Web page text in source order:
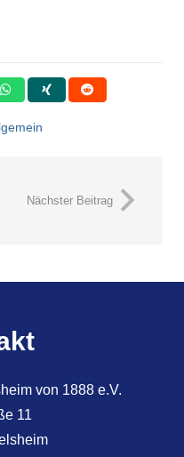
Nächster Beitrag
von 1888 e.V.
11